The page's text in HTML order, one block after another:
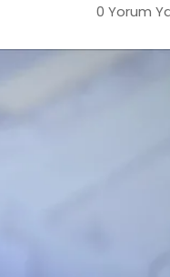
0 Yorum